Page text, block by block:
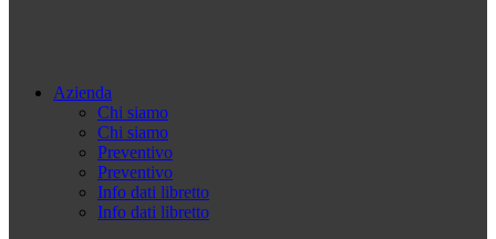
Azienda
Chi siamo
Chi siamo
Preventivo
Preventivo
Info dati libretto
Info dati libretto